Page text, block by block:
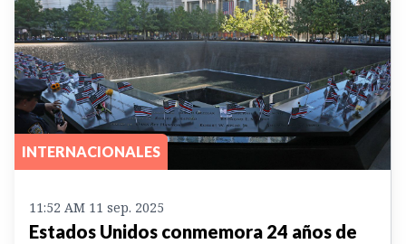
INTERNACIONALES
11:52 AM 11 sep. 2025
Estados Unidos conmemora 24 años de